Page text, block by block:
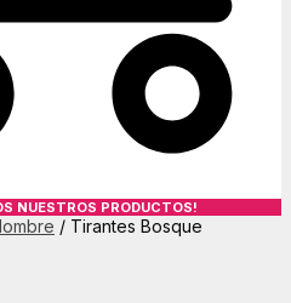
NUESTROS PRODUCTOS!
/ Tirantes Bosque